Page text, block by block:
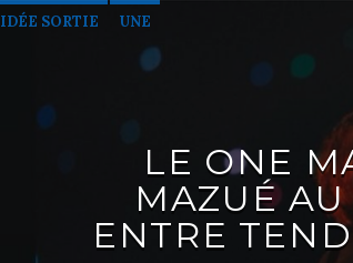
IDÉE SORTIE UNE
LE ONE
MAZUÉ
ENTRE